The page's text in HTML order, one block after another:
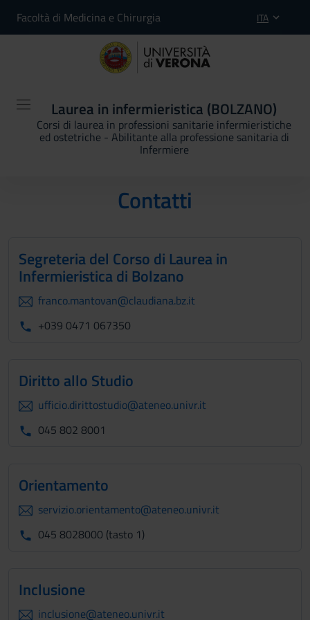
Facoltà di Medicina e Chirurgia ITA
Laurea in infermieristica (BOLZANO)
Corsi di laurea in professioni sanitarie infermieristiche
ed ostetriche - Abilitante alla professione sanitaria di
Infermiere
Contatti
Segreteria del Corso di Laurea in
Infermieristica di Bolzano
franco.mantovan@claudiana.bz.it
+039 0471 067350
Diritto allo Studio
ufficio.dirittostudio@ateneo.univr.it
045 802 8001
Orientamento
servizio.orientamento@ateneo.univr.it
045 8028000 (tasto 1)
Inclusione
inclusione@ateneo.univr.it